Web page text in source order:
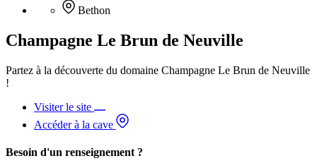
Bethon
Champagne Le Brun de Neuville
Partez à la découverte du domaine Champagne Le Brun de Neuville
!
Visiter le site
Accéder à la cave
Besoin d'un renseignement ?